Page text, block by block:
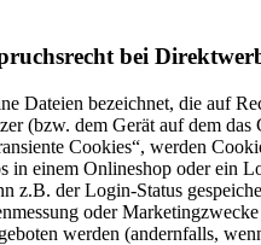
bei
Dateien bezeichnet, die auf
(bzw. dem Gerät auf dem
Cookies“, werden
in einem Onlineshop oder ein
z.B. der Login-Status
oder
werden (andernfalls,